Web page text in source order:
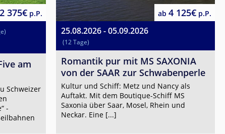
2 375€ p.P.
am
Schweizer
-
25.08.2026 - 05.09.2026
(12 Tage)
ab 4 125€ p.P.
Romantik pur mit MS SAXONIA
von der SAAR zur Schwabenperle
Kultur und Schiff: Metz und Nancy als
Auftakt. Mit dem Boutique-Schiff MS
Saxonia über Saar, Mosel, Rhein und
Neckar. Eine [...]